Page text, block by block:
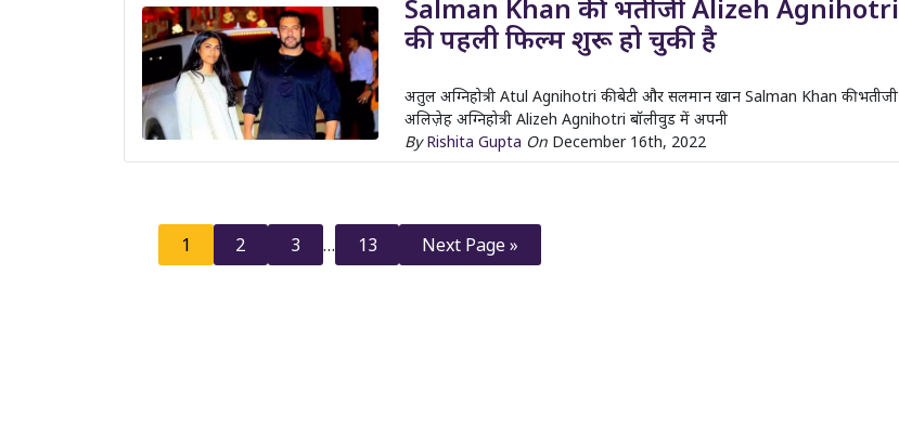
अतुल अग्निहोत्री Atul Agnihotri की बेटी और सलमान खान Salman Khan की भतीजी
अलिज़ेह अग्निहोत्री Alizeh Agnihotri बॉलीवुड में अपनी
December 16th, 2022
1 2 3 … 13 Next Page »